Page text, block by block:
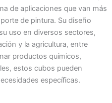
de aplicaciones que van más
de pintura. Su diseño
uso en diversos sectores,
y la agricultura, entre
productos químicos,
estos cubos pueden
específicas.